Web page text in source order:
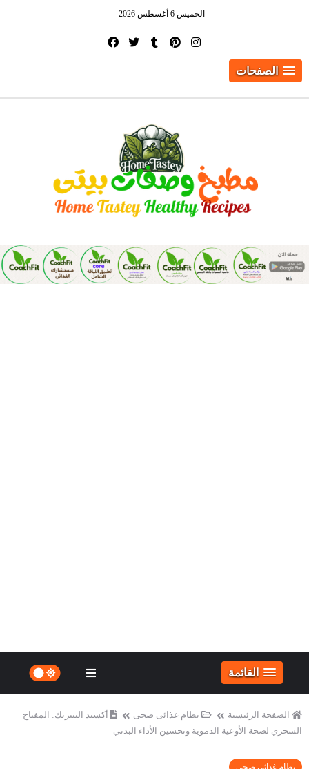
الخميس 6 أغسطس 2026
الصفحات
القائمة
الصفحة الرئيسية نظام غذائى صحى
أكسيد النيتريك: المفتاح
السحري لصحة الأوعية الدموية وتحسين الأداء البدني
نظام غذائى صحى